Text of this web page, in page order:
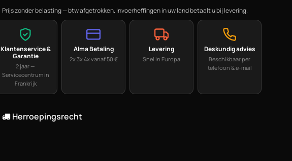
Prijs zonder belasting — btw afgetrokken. Invoerheffingen in uw land betaalt u bij levering.
Klantenservice &
Garantie
2 jaar —
Servicecentrum in
Frankrijk
Alma Betaling
2x 3x 4x vanaf 50 €
Levering
Snel in Europa
Deskundig advies
Beschikbaar per
telefoon & e-mail
Herroepingsrecht